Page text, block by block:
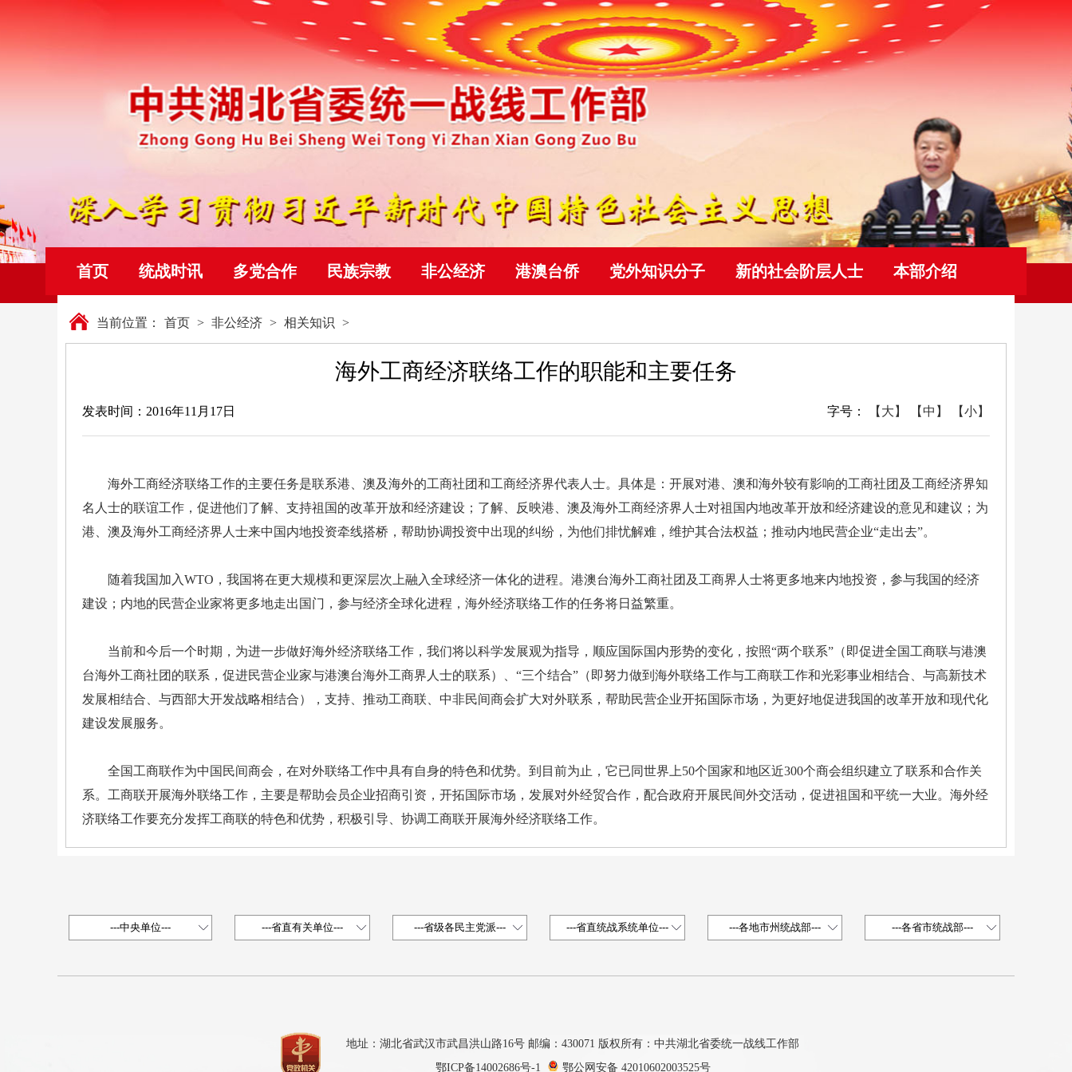
首页 统战时讯 多党合作 民族宗教 非公经济 港澳台侨 党外知识分子 新的社会阶层人士 本部介绍
当前位置： 首页 > 非公经济 > 相关知识 >
海外工商经济联络工作的职能和主要任务
发表时间：2016年11月17日 字号： 【大】 【中】 【小】
海外工商经济联络工作的主要任务是联系港、澳及海外的工商社团和工商经济界代表人士。具体是：开展对港、澳和海外较有影响的工商社团及工商经济界知
名人士的联谊工作，促进他们了解、支持祖国的改革开放和经济建设；了解、反映港、澳及海外工商经济界人士对祖国内地改革开放和经济建设的意见和建议；为
港、澳及海外工商经济界人士来中国内地投资牵线搭桥，帮助协调投资中出现的纠纷，为他们排忧解难，维护其合法权益；推动内地民营企业“走出去”。
随着我国加入WTO，我国将在更大规模和更深层次上融入全球经济一体化的进程。港澳台海外工商社团及工商界人士将更多地来内地投资，参与我国的经济
建设；内地的民营企业家将更多地走出国门，参与经济全球化进程，海外经济联络工作的任务将日益繁重。
当前和今后一个时期，为进一步做好海外经济联络工作，我们将以科学发展观为指导，顺应国际国内形势的变化，按照“两个联系”（即促进全国工商联与港澳
台海外工商社团的联系，促进民营企业家与港澳台海外工商界人士的联系）、“三个结合”（即努力做到海外联络工作与工商联工作和光彩事业相结合、与高新技术
发展相结合、与西部大开发战略相结合），支持、推动工商联、中非民间商会扩大对外联系，帮助民营企业开拓国际市场，为更好地促进我国的改革开放和现代化
建设发展服务。
全国工商联作为中国民间商会，在对外联络工作中具有自身的特色和优势。到目前为止，它已同世界上50个国家和地区近300个商会组织建立了联系和合作关
系。工商联开展海外联络工作，主要是帮助会员企业招商引资，开拓国际市场，发展对外经贸合作，配合政府开展民间外交活动，促进祖国和平统一大业。海外经
济联络工作要充分发挥工商联的特色和优势，积极引导、协调工商联开展海外经济联络工作。
地址：湖北省武汉市武昌洪山路16号 邮编：430071 版权所有：中共湖北省委统一战线工作部
鄂ICP备14002686号-1
鄂公网安备 42010602003525号